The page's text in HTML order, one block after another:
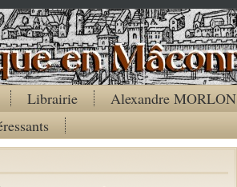
Librairie
Alexandre MORLON